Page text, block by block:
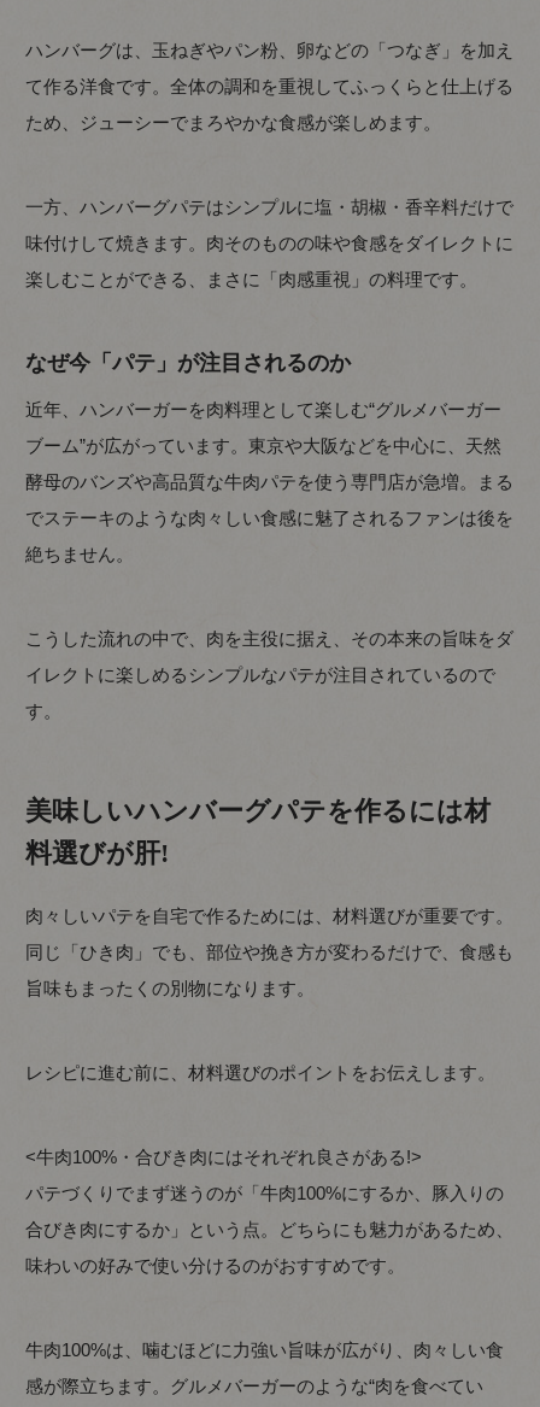
ハンバーグは、玉ねぎやパン粉、卵などの「つなぎ」を加え
て作る洋食です。全体の調和を重視してふっくらと仕上げる
ため、ジューシーでまろやかな食感が楽しめます。
一方、ハンバーグパテはシンプルに塩・胡椒・香辛料だけで
味付けして焼きます。肉そのものの味や食感をダイレクトに
楽しむことができる、まさに「肉感重視」の料理です。
なぜ今「パテ」が注目されるのか
近年、ハンバーガーを肉料理として楽しむ“グルメバーガー
ブーム”が広がっています。東京や大阪などを中心に、天然
酵母のバンズや高品質な牛肉パテを使う専門店が急増。まる
でステーキのような肉々しい食感に魅了されるファンは後を
絶ちません。
こうした流れの中で、肉を主役に据え、その本来の旨味をダ
イレクトに楽しめるシンプルなパテが注目されているので
す。
美味しいハンバーグパテを作るには材
料選びが肝!
肉々しいパテを自宅で作るためには、材料選びが重要です。
同じ「ひき肉」でも、部位や挽き方が変わるだけで、食感も
旨味もまったくの別物になります。
レシピに進む前に、材料選びのポイントをお伝えします。
<牛肉100%・合びき肉にはそれぞれ良さがある!>
パテづくりでまず迷うのが「牛肉100%にするか、豚入りの
合びき肉にするか」という点。どちらにも魅力があるため、
味わいの好みで使い分けるのがおすすめです。
牛肉100%は、噛むほどに力強い旨味が広がり、肉々しい食
感が際立ちます。グルメバーガーのような“肉を食べてい